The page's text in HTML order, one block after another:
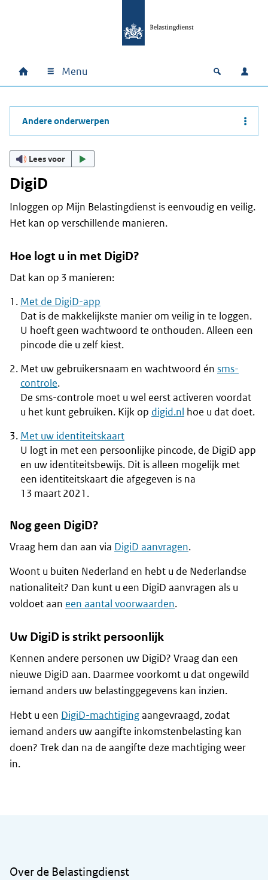
Hoofdnavigatie
Home Menu Open
Andere onderwerpen
Lees voor
DigiD
Inloggen op Mijn Belastingdienst is eenvoudig en veilig.
Het kan op verschillende manieren.
Hoe logt u in met DigiD?
Dat kan op 3 manieren:
Met de DigiD-app
Dat is de makkelijkste manier om veilig in te loggen.
U hoeft geen wachtwoord te onthouden. Alleen een
pincode die u zelf kiest.
Met uw gebruikersnaam en wachtwoord én sms-
controle.
De sms-controle moet u wel eerst activeren voordat
u het kunt gebruiken. Kijk op digid.nl hoe u dat doet.
Met uw identiteitskaart
U logt in met een persoonlijke pincode, de DigiD app
en uw identiteitsbewijs. Dit is alleen mogelijk met
een identiteitskaart die afgegeven is na
13 maart 2021.
Nog geen DigiD?
Vraag hem dan aan via DigiD aanvragen.
Woont u buiten Nederland en hebt u de Nederlandse
nationaliteit? Dan kunt u een DigiD aanvragen als u
voldoet aan een aantal voorwaarden.
Uw DigiD is strikt persoonlijk
Kennen andere personen uw DigiD? Vraag dan een
nieuwe DigiD aan. Daarmee voorkomt u dat ongewild
iemand anders uw belastinggegevens kan inzien.
Hebt u een DigiD-machtigingaangevraagd, zodat
iemand anders uw aangifte inkomstenbelasting kan
doen? Trek dan na de aangifte deze machtiging weer
in.
Over de Belastingdienst